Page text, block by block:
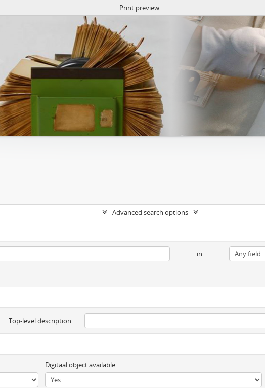
Print preview
Advanced search options
in
Top-level description
Digitaal object available